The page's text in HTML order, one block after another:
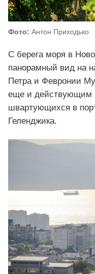
Фото: Антон Приходько
С берега моря в
панорамный вид на
Петра и Февронии
еще и действующим
швартующихся в
Геленджика.